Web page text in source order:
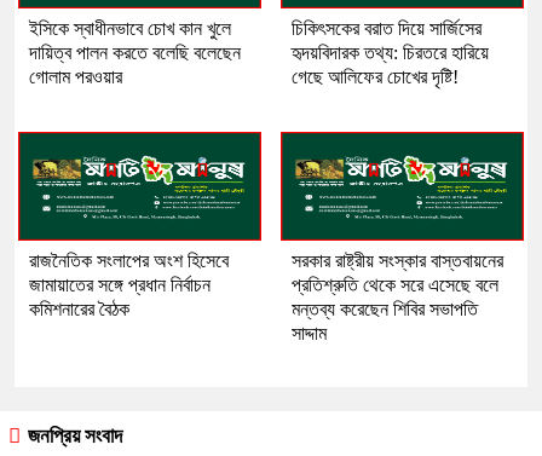
ইসিকে স্বাধীনভাবে চোখ কান খুলে
দায়িত্ব পালন করতে বলেছি বলেছেন
গোলাম পরওয়ার
চিকিৎসকের বরাত দিয়ে সার্জিসের
হৃদয়বিদারক তথ্য: চিরতরে হারিয়ে
গেছে আলিফের চোখের দৃষ্টি!
রাজনৈতিক সংলাপের অংশ হিসেবে
জামায়াতের সঙ্গে প্রধান নির্বাচন
কমিশনারের বৈঠক
সরকার রাষ্ট্রীয় সংস্কার বাস্তবায়নের
প্রতিশ্রুতি থেকে সরে এসেছে বলে
মন্তব্য করেছেন শিবির সভাপতি
সাদ্দাম
জনপ্রিয় সংবাদ